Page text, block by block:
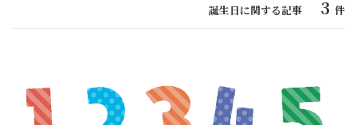
誕生日に関する記事 3 件